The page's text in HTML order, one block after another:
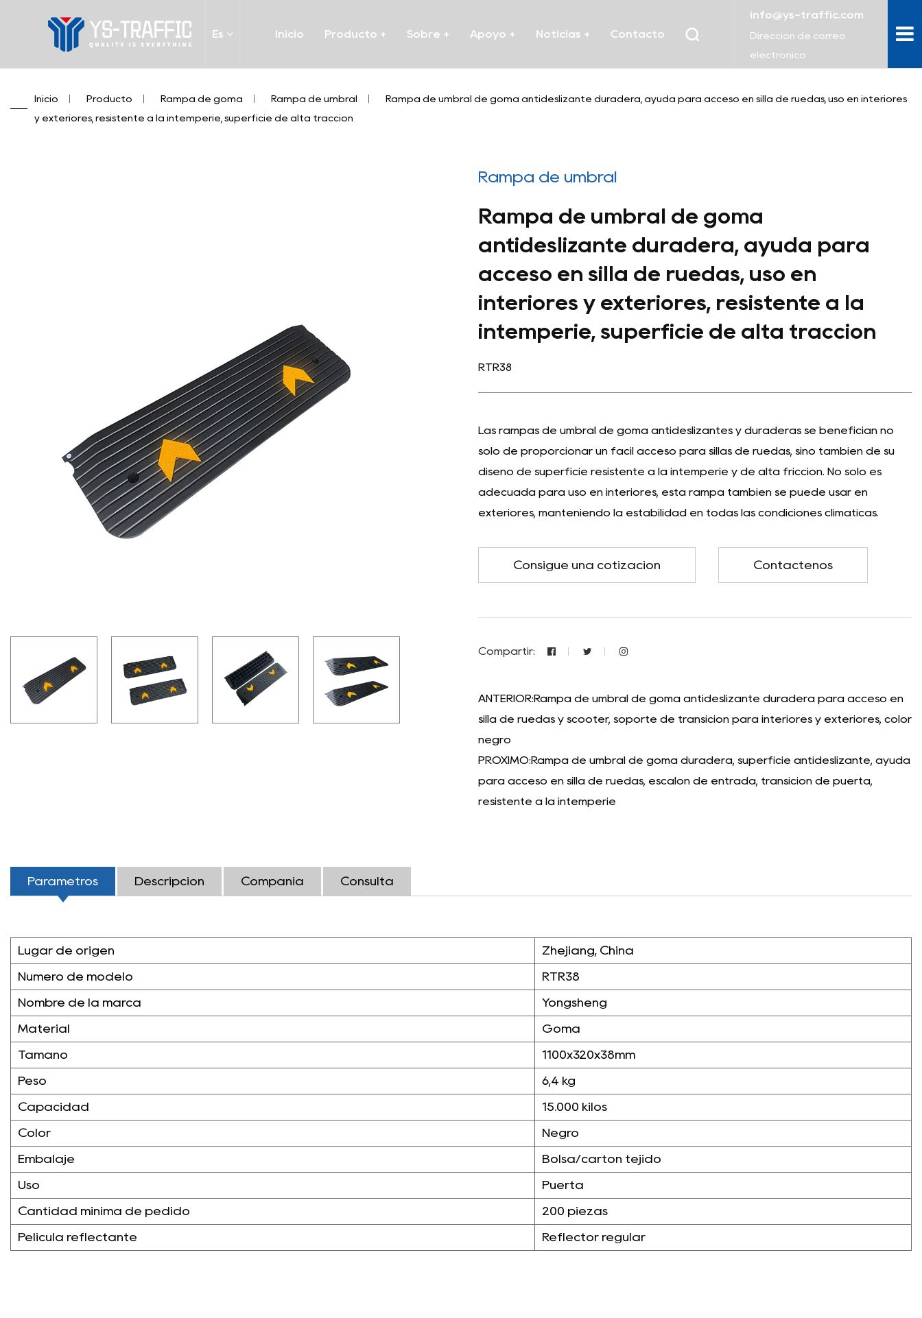
Es Inicio Producto + Sobre + Apoyo + Noticias + Contacto
info@ys-traffic.com
Dirección de correo
electrónico
Inicio Producto Rampa de goma Rampa de umbral Rampa de umbral de goma antideslizante duradera, ayuda para acceso en silla de ruedas, uso en interiores
y exteriores, resistente a la intemperie, superficie de alta tracción
Rampa de umbral
Rampa de umbral de goma
antideslizante duradera, ayuda para
acceso en silla de ruedas, uso en
interiores y exteriores, resistente a la
intemperie, superficie de alta tracción
RTR38
Las rampas de umbral de goma antideslizantes y duraderas se benefician no
solo de proporcionar un fácil acceso para sillas de ruedas, sino también de su
diseño de superficie resistente a la intemperie y de alta fricción. No solo es
adecuada para uso en interiores, esta rampa también se puede usar en
exteriores, manteniendo la estabilidad en todas las condiciones climáticas.
Consigue una cotización Contáctenos
Compartir:
ANTERIOR:Rampa de umbral de goma antideslizante duradera para acceso en
silla de ruedas y scooter, soporte de transición para interiores y exteriores, color
negro
PRÓXIMO:Rampa de umbral de goma duradera, superficie antideslizante, ayuda
para acceso en silla de ruedas, escalón de entrada, transición de puerta,
resistente a la intemperie
Parámetros Descripción Compañía Consulta
Lugar de origen Zhejiang, China
Número de modelo RTR38
Nombre de la marca Yongsheng
Material Goma
Tamaño 1100x320x38mm
Peso 6,4 kg
Capacidad 15.000 kilos
Color Negro
Embalaje Bolsa/cartón tejido
Uso Puerta
Cantidad mínima de pedido 200 piezas
Película reflectante Reflector regular